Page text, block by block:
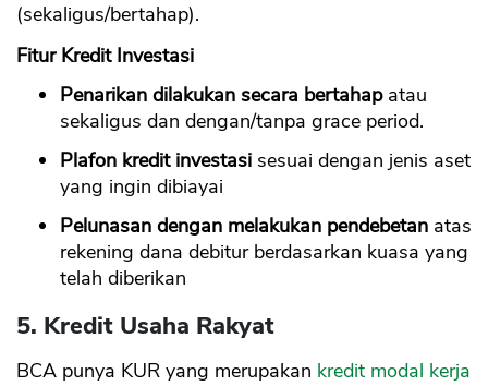
(sekaligus/bertahap).
Fitur Kredit Investasi
Penarikan dilakukan secara bertahapatau
sekaligus dan dengan/tanpa grace period.
Plafon kredit investasi sesuai dengan jenis aset
yang ingin dibiayai
Pelunasan dengan melakukan pendebetan atas
rekening dana debitur berdasarkan kuasa yang
telah diberikan
5. Kredit Usaha Rakyat
BCA punya KUR yang merupakan kredit modal kerja